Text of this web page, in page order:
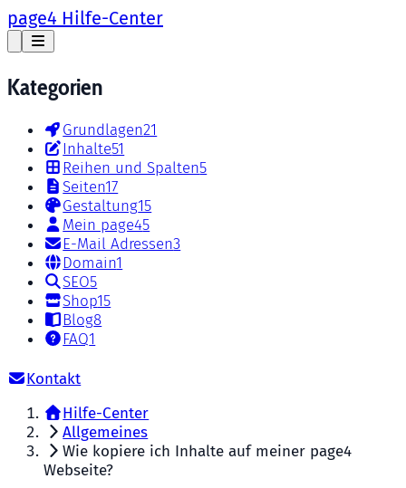
page4 Hilfe-Center
Kategorien
Grundlagen21
Inhalte51
Reihen und Spalten5
Seiten17
Gestaltung15
Mein page45
E-Mail Adressen3
Domain1
SEO5
Shop15
Blog8
FAQ1
Kontakt
Hilfe-Center
Allgemeines
Wie kopiere ich Inhalte auf meiner page4
Webseite?